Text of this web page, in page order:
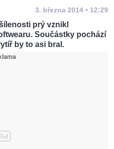
3. března 2014 • 12:29
prý vznikl
Součástky pochází
by to asi bral.